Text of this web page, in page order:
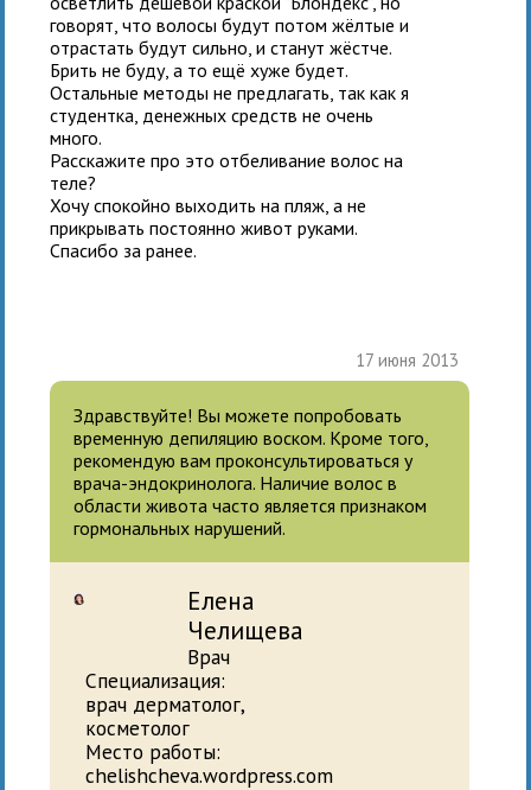
говорят, что волосы будут потом жёлтые и
отрастать будут сильно, и станут жёстче.
Брить не буду, а то ещё хуже будет.
Остальные методы не предлагать, так как я
студентка, денежных средств не очень
много.
Расскажите про это отбеливание волос на
теле?
Хочу спокойно выходить на пляж, а не
прикрывать постоянно живот руками.
Спасибо за ранее.
17 июня 2013
Здравствуйте! Вы можете попробовать
временную депиляцию воском. Кроме того,
рекомендую вам проконсультироваться у
врача-эндокринолога. Наличие волос в
области живота часто является признаком
гормональных нарушений.
Елена
Челищева
Врач
Специализация:
врач дерматолог,
косметолог
Место работы:
chelishcheva.wordpress.com